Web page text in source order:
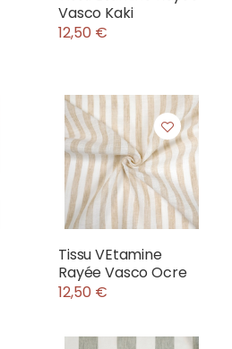
Vasco Kaki
12,50 €
Tissu VEtamine
Rayée Vasco Ocre
12,50 €